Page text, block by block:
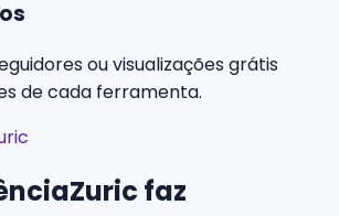
ou visualizações grátis
de cada ferramenta.
faz